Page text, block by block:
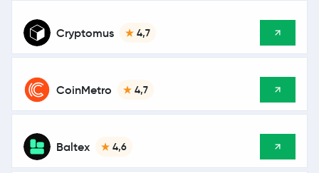
Cryptomus 4,7
CoinMetro 4,7
Baltex 4,6